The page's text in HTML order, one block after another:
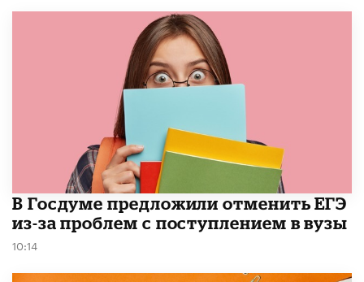
В Госдуме предложили отменить ЕГЭ
из-за проблем с поступлением в вузы
10:14